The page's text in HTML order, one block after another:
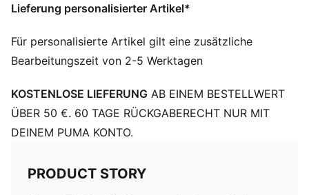
Lieferung personalisierter Artikel*
Für personalisierte Artikel gilt eine zusätzliche
Bearbeitungszeit von 2-5 Werktagen
KOSTENLOSE LIEFERUNG AB EINEM BESTELLWERT
ÜBER 50 €. 60 TAGE RÜCKGABERECHT NUR MIT
DEINEM PUMA KONTO.
PRODUCT STORY